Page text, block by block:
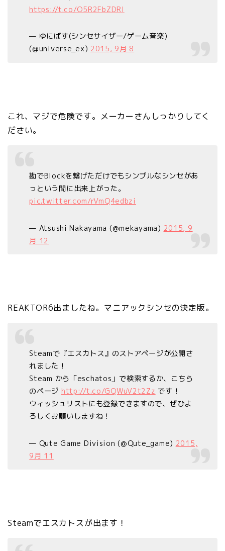
https://t.co/O5R2FbZDRI
— ゆにばす(シンセサイザー/ゲーム音楽)
(@universe_ex) 2015, 9月 8
これ、マジで危険です。メーカーさんしっかりしてく
ださい。
勘でBlockを繋げただけでもシンプルなシンセがあ
っという間に出来上がった。
pic.twitter.com/rVmQ4edbzi
— Atsushi Nakayama (@mekayama) 2015, 9
月 12
REAKTOR6出ましたね。マニアックシンセの決定版。
Steamで『エスカトス』のストアページが公開さ
れました！
Steam から「eschatos」で検索するか、こちら
のページ http://t.co/GQWuV2t2Zz です！
ウィッシュリストにも登録できますので、ぜひよ
ろしくお願いしますね！
— Qute Game Division (@Qute_game) 2015,
9月 11
Steamでエスカトスが出ます！